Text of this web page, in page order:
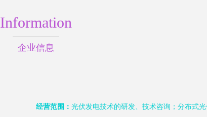
Information
企业信息
经营范围： 光伏发电技术的研发、技术咨询；分布式